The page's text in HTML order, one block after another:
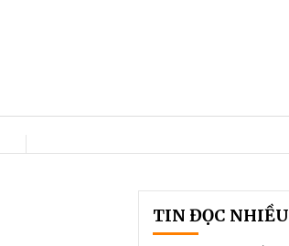
TIN ĐỌC NHIỀU